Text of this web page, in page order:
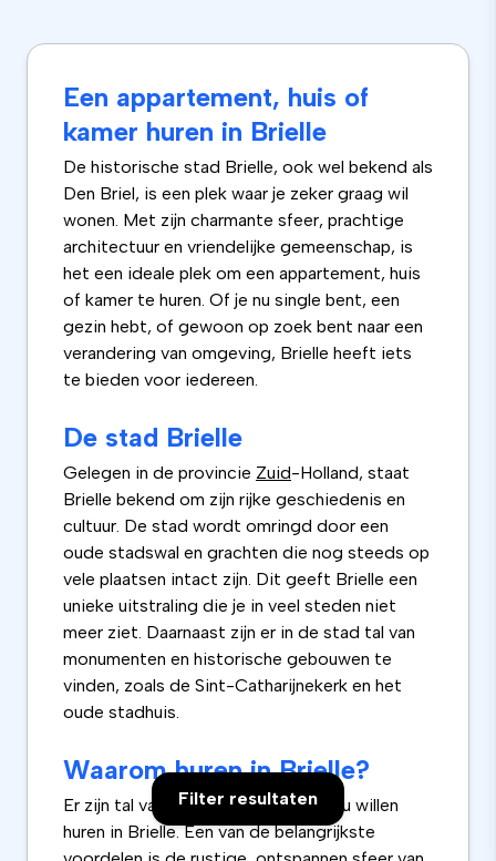
Filter resultaten
Een appartement, huis of
kamer huren in Brielle
De historische stad Brielle, ook wel bekend als
Den Briel, is een plek waar je zeker graag wil
wonen. Met zijn charmante sfeer, prachtige
architectuur en vriendelijke gemeenschap, is
het een ideale plek om een appartement, huis
of kamer te huren. Of je nu single bent, een
gezin hebt, of gewoon op zoek bent naar een
verandering van omgeving, Brielle heeft iets
te bieden voor iedereen.
De stad Brielle
Gelegen in de provincie Zuid-Holland, staat
Brielle bekend om zijn rijke geschiedenis en
cultuur. De stad wordt omringd door een
oude stadswal en grachten die nog steeds op
vele plaatsen intact zijn. Dit geeft Brielle een
unieke uitstraling die je in veel steden niet
meer ziet. Daarnaast zijn er in de stad tal van
monumenten en historische gebouwen te
vinden, zoals de Sint-Catharijnekerk en het
oude stadhuis.
Waarom huren in Brielle?
Er zijn tal van redenen waarom je zou willen
huren in Brielle. Een van de belangrijkste